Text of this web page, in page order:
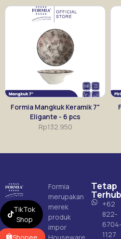
Formia Mangkuk Keramik 7"
Eligante - 6 pcs
Rp132.950
TikTok
Shop
Formia
merupakan
merek
produk
impor
Tetap
+62
822-
6704-
1127